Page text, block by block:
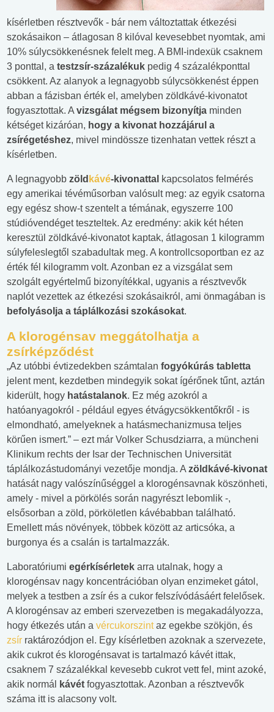
kísérletben résztvevők - bár nem változtattak étkezési
szokásaikon – átlagosan 8 kilóval kevesebbet nyomtak, ami
10% súlycsökkenésnek felelt meg. A BMI-indexük csaknem
3 ponttal, a testzsír-százalékuk pedig 4 százalékponttal
csökkent. Az alanyok a legnagyobb súlycsökkenést éppen
abban a fázisban érték el, amelyben zöldkávé-kivonatot
fogyasztottak. A vizsgálat mégsem bizonyítja minden
kétséget kizáróan, hogy a kivonat hozzájárul a
zsírégetéshez, mivel mindössze tizenhatan vettek részt a
kísérletben.
A legnagyobb zöld kávé-kivonattal kapcsolatos felmérés
egy amerikai tévéműsorban valósult meg: az egyik csatorna
egy egész show-t szentelt a témának, egyszerre 100
stúdióvendéget teszteltek. Az eredmény: akik két héten
keresztül zöldkávé-kivonatot kaptak, átlagosan 1 kilogramm
súlyfeleslegtől szabadultak meg. A kontrollcsoportban ez az
érték fél kilogramm volt. Azonban ez a vizsgálat sem
szolgált egyértelmű bizonyítékkal, ugyanis a résztvevők
naplót vezettek az étkezési szokásaikról, ami önmagában is
befolyásolja a táplálkozási szokásokat.
A klorogénsav meggátolhatja a
zsírképződést
„Az utóbbi évtizedekben számtalan fogyókúrás tabletta
jelent ment, kezdetben mindegyik sokat ígérőnek tűnt, aztán
kiderült, hogy hatástalanok. Ez még azokról a
hatóanyagokról - például egyes étvágycsökkentőkről - is
elmondható, amelyeknek a hatásmechanizmusa teljes
körűen ismert.” – ezt már Volker Schusdziarra, a müncheni
Klinikum rechts der Isar der Technischen Universität
táplálkozástudományi vezetője mondja. A zöldkávé-kivonat
hatását nagy valószínűséggel a klorogénsavnak köszönheti,
amely - mivel a pörkölés során nagyrészt lebomlik -,
elsősorban a zöld, pörköletlen kávébabban található.
Emellett más növények, többek között az articsóka, a
burgonya és a csalán is tartalmazzák.
Laboratóriumi egérkísérletek arra utalnak, hogy a
klorogénsav nagy koncentrációban olyan enzimeket gátol,
melyek a testben a zsír és a cukor felszívódásáért felelősek.
A klorogénsav az emberi szervezetben is megakadályozza,
hogy étkezés után a vércukorszintaz egekbe szökjön, és
zsír raktározódjon el. Egy kísérletben azoknak a szervezete,
akik cukrot és klorogénsavat is tartalmazó kávét ittak,
csaknem 7 százalékkal kevesebb cukrot vett fel, mint azoké,
akik normál
kávét fogyasztottak. Azonban a résztvevők
száma itt is alacsony volt.